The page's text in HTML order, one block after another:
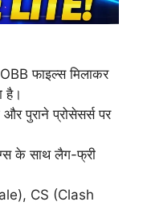
फाइल्स मिलाकर
है।
पुराने प्रोसेसर्स पर
के साथ लैग-फ्री
CS (Clash